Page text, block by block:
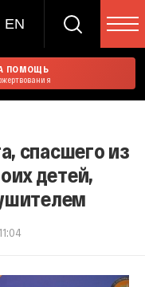
EN
ПОМОЩЬ
спасшего из
детей,